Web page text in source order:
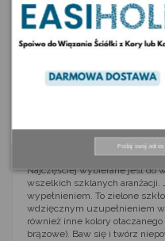
Kruszywa kopalniane
Szybkie zwroty
Szkło Otoczone Białe
Białe szkła są zachwycające!
wyglądają jak bajeczne
bezpieczne. Otaczanie
ostrych kantów. Nie obawiaj
niemożliwe! To ozdobne szkło
Najczęściej wybierane jest do
wszelkich szklanych aranżacji.
wypełnieniem. To zielone
wdzięcznym uzupełnieniem
również inne kolory
brązowe). Baw się i twórz